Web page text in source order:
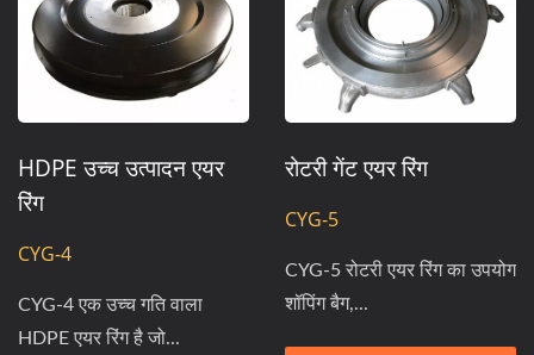
HDPE उच्च उत्पादन एयर
रिंग
CYG-4
CYG-4 एक उच्च गति वाला
HDPE एयर रिंग है जो...
रोटरी गेंट एयर रिंग
CYG-5
CYG-5 रोटरी एयर रिंग का उपयोग
शॉपिंग बैग,...